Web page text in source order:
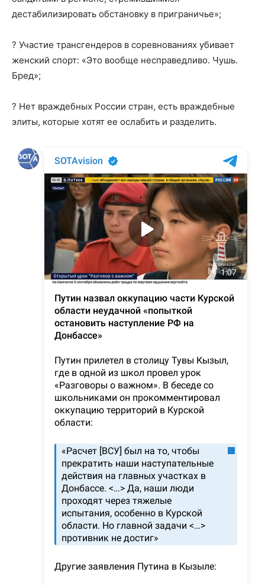
дестабилизировать обстановку в приграничье»;
? Участие трансгендеров в соревнованиях убивает
женский спорт: «Это вообще несправедливо. Чушь.
Бред»;
? Нет враждебных России стран, есть враждебные
элиты, которые хотят ее ослабить и разделить.